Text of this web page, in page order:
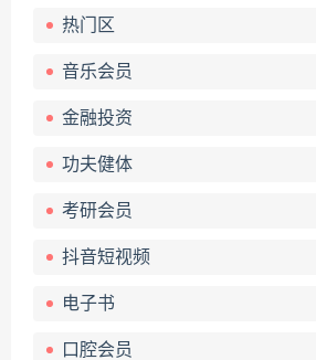
热门区
音乐会员
金融投资
功夫健体
考研会员
抖音短视频
电子书
口腔会员